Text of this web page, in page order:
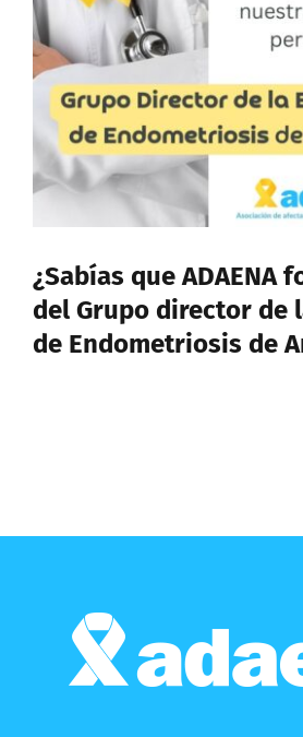
CONTACTO
Buscar:
¿Sabías que ADAENA
del Grupo director de
de Endometriosis de